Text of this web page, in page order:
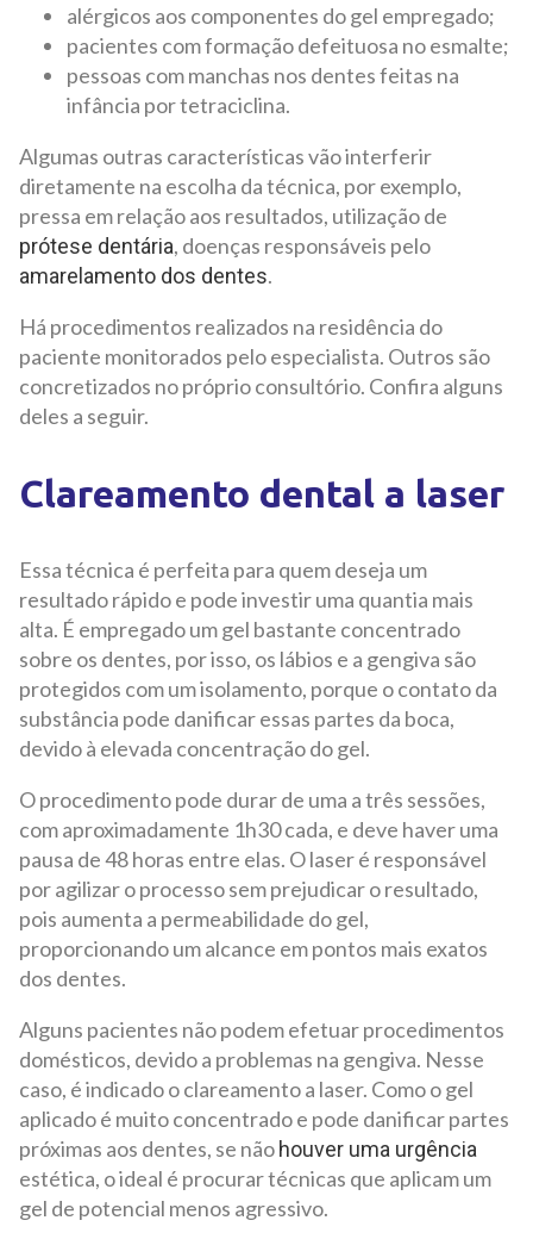
alérgicos aos componentes do gel empregado;
pacientes com formação defeituosa no esmalte;
pessoas com manchas nos dentes feitas na
infância por tetraciclina.
Algumas outras características vão interferir
diretamente na escolha da técnica, por exemplo,
pressa em relação aos resultados, utilização de
prótese dentária, doenças responsáveis pelo
amarelamento dos dentes.
Há procedimentos realizados na residência do
paciente monitorados pelo especialista. Outros são
concretizados no próprio consultório. Confira alguns
deles a seguir.
Clareamento dental a laser
Essa técnica é perfeita para quem deseja um
resultado rápido e pode investir uma quantia mais
alta. É empregado um gel bastante concentrado
sobre os dentes, por isso, os lábios e a gengiva são
protegidos com um isolamento, porque o contato da
substância pode danificar essas partes da boca,
devido à elevada concentração do gel.
O procedimento pode durar de uma a três sessões,
com aproximadamente 1h30 cada, e deve haver uma
pausa de 48 horas entre elas. O laser é responsável
por agilizar o processo sem prejudicar o resultado,
pois aumenta a permeabilidade do gel,
proporcionando um alcance em pontos mais exatos
dos dentes.
Alguns pacientes não podem efetuar procedimentos
domésticos, devido a problemas na gengiva. Nesse
caso, é indicado o clareamento a laser. Como o gel
aplicado é muito concentrado e pode danificar partes
próximas aos dentes, se nãohouver uma urgência
estética, o ideal é procurar técnicas que aplicam um
gel de potencial menos agressivo.